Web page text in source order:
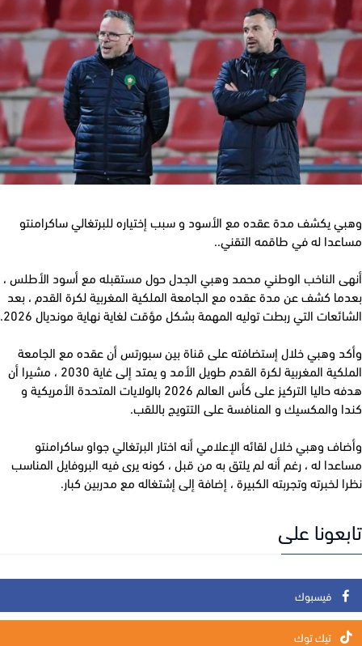
يكشف مدة عقده مع الأسود و سبب إختياره للبرتغالي ساكرامنتو
له في طاقمه التقني..
الناخب الوطني محمد وهبي الجدل حول مستقبله مع أسود الأطلس ،
كشف عن مدة عقده مع الجامعة الملكية المغربية لكرة القدم ، بعد
التي ربطت توليه المهمة بشكل مؤقت لغاية نهاية مونديال 2026.
وهبي خلال إستضافته على قناة بين سبورتس أن عقده مع الجامعة
الملكية المغربية لكرة القدم طويل الأمد و يمتد إلى غاية 2030 ، مشيرا أن
هدفه حاليا التركيز على كأس العالم 2026 بالولايات المتحدة الأمريكية و
والمكسيك و المنافسة على التتويج باللقب.
وهبي خلال لقائه الإعلامي أنه اختار البرتغالي جواو ساكرامنتو
له ، رغم أنه لم يلتق به من قبل ، كونه يرى فيه البروفايل المناسب
لخبرته وتجربته الكبيرة ، إضافة إلى إشتغاله مع مدربين كبار.
على
فيسبوك
تيك توك